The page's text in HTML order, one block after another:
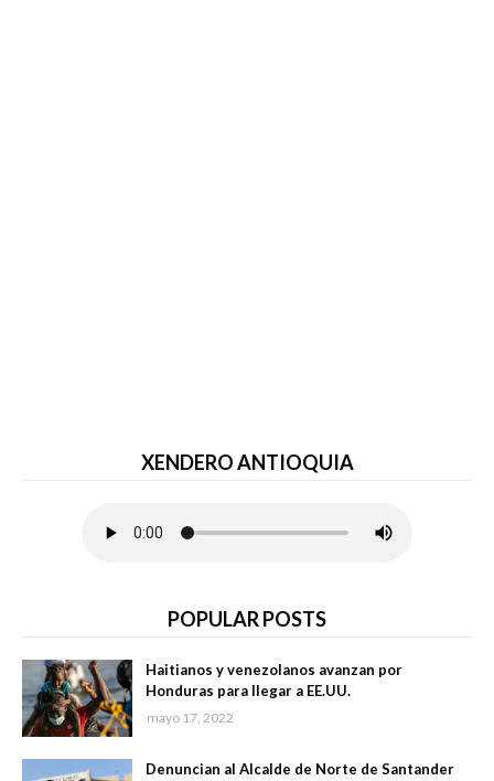
XENDERO ANTIOQUIA
POPULAR POSTS
Haitianos y venezolanos avanzan por
Honduras para llegar a EE.UU.
mayo 17, 2022
Denuncian al Alcalde de Norte de Santander